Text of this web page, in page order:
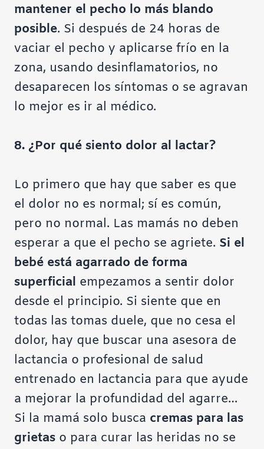
mantener el pecho lo más blando
posible. Si después de 24 horas de
vaciar el pecho y aplicarse frío en la
zona, usando desinflamatorios, no
desaparecen los síntomas o se agravan
lo mejor es ir al médico.
8. ¿Por qué siento dolor al lactar?
Lo primero que hay que saber es que
el dolor no es normal; sí es común,
pero no normal. Las mamás no deben
esperar a que el pecho se agriete. Si el
bebé está agarrado de forma
superficial empezamos a sentir dolor
desde el principio. Si siente que en
todas las tomas duele, que no cesa el
dolor, hay que buscar una asesora de
lactancia o profesional de salud
entrenado en lactancia para que ayude
a mejorar la profundidad del agarre…
Si la mamá solo busca cremas para las
grietas o para curar las heridas no se